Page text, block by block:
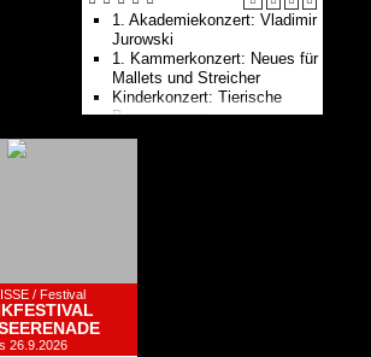
1. Akademiekonzert: Vladimir
Jurowski
1. Kammerkonzert: Neues für
Mallets und Streicher
Kinderkonzert: Tierische
Begegnungen
2. Kammerkonzert:
/ Festival
26.9.2026